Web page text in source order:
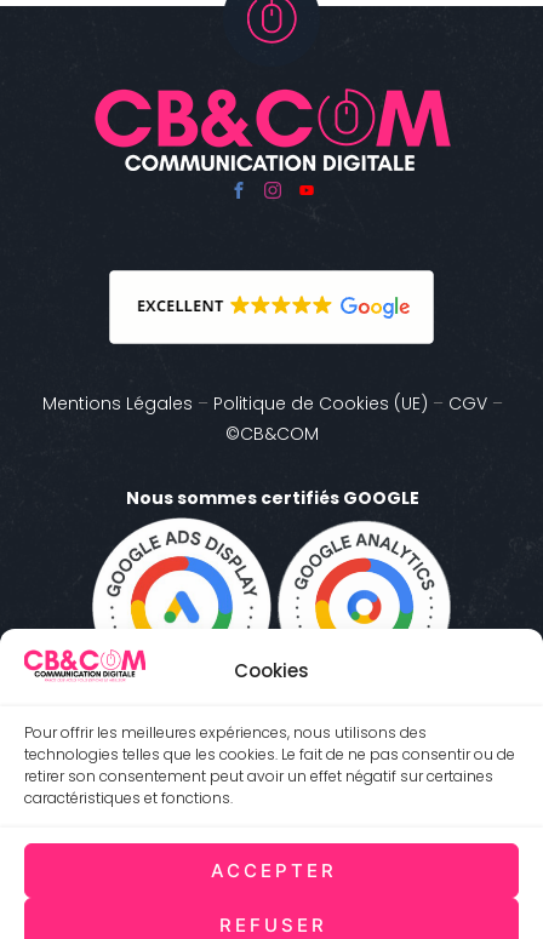
Cookies
Pour offrir les meilleures expériences, nous utilisons des
technologies telles que les cookies. Le fait de ne pas consentir ou de
retirer son consentement peut avoir un effet négatif sur certaines
caractéristiques et fonctions.
ACCEPTER
REFUSER
Mentions Légales – Politique de Cookies (UE) – CGV–
©CB&COM
Nous sommes certifiés GOOGLE